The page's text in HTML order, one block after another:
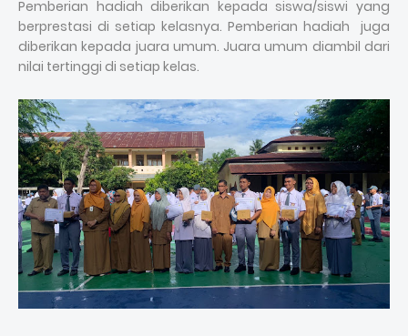
Pemberian hadiah diberikan kepada siswa/siswi yang
berprestasi di setiap kelasnya. Pemberian hadiah juga
diberikan kepada juara umum. Juara umum diambil dari
nilai tertinggi di setiap kelas.